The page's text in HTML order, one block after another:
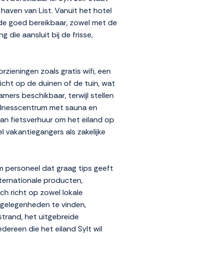
van List. Vanuit het hotel
goed bereikbaar, zowel met de
die aansluit bij de frisse,
zoals gratis wifi, een
op de duinen of de tuin, wat
beschikbaar, terwijl stellen
met sauna en
fietsverhuur om het eiland op
als zakelijke
personeel dat graag tips geeft
producten,
richt op zowel lokale
te vinden,
het uitgebreide
die het eiland Sylt wil